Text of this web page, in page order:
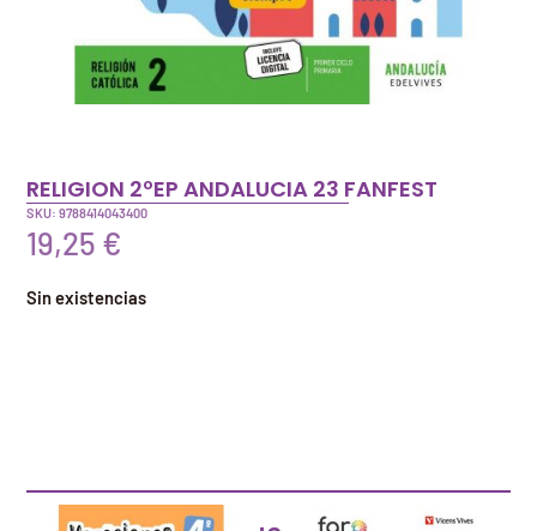
RELIGION 2ºEP ANDALUCIA 23 FANFEST
SKU: 9788414043400
19,25 €
Sin existencias